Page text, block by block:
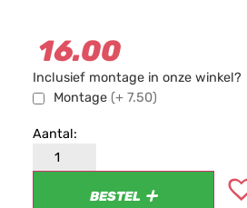
16.00
Inclusief montage in onze winkel?
Montage (+ 7.50)
BESTEL